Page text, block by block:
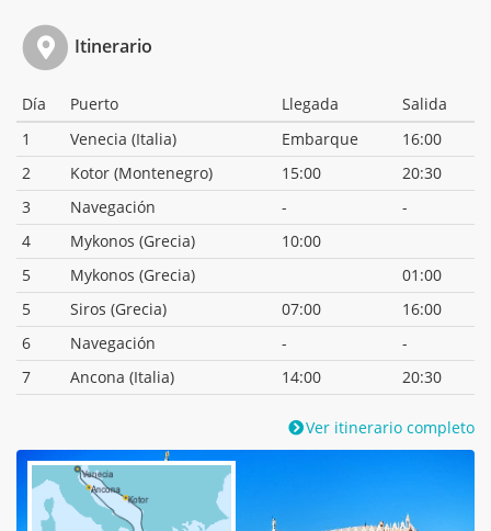
Itinerario
Día Puerto Llegada
Salida
1
Venecia (Italia) Embarque
16:00
2
Kotor (Montenegro) 15:00
20:30
3
Navegación -
-
4
Mykonos (Grecia)
10:00
5
Mykonos (Grecia)
01:00
5
Siros (Grecia) 07:00
16:00
6
Navegación -
-
7
Ancona (Italia) 14:00 20:30
Ver itinerario completo